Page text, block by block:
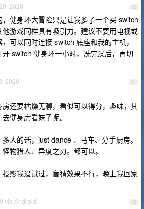
10
2020
健身环大冒险只是让我多了一个买 switch
游戏同样具有吸引力。建议不要用电视或
可以同时连接 switch 底座和我的主机，
switch 健身环一小时，洗完澡后，再切
11
2020
还要枯燥无聊，看似可以得分，趣味，其
健身房看妹子呢。
人的话，just dance 、马车、分手厨房。
物猎人、异度之刃。都可以。
影我没试过，盲猜效果不行，晚上我回家
12
via Android